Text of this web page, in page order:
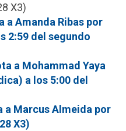
X3)
a Amanda Ribas por
2:59 del segundo
a Mohammad Yaya
a los 5:00 del
a Marcus Almeida por
X3)